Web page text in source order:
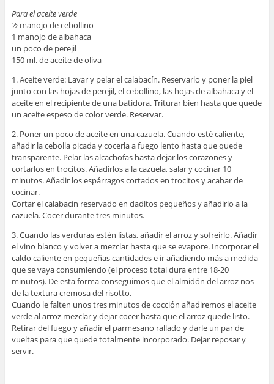
Para el aceite verde
½ manojo de cebollino
1 manojo de albahaca
un poco de perejil
150 ml. de aceite de oliva
1. Aceite verde: Lavar y pelar el calabacín. Reservarlo y poner la piel
junto con las hojas de perejil, el cebollino, las hojas de albahaca y el
aceite en el recipiente de una batidora. Triturar bien hasta que quede
un aceite espeso de color verde. Reservar.
2. Poner un poco de aceite en una cazuela. Cuando esté caliente,
añadir la cebolla picada y cocerla a fuego lento hasta que quede
transparente. Pelar las alcachofas hasta dejar los corazones y
cortarlos en trocitos. Añadirlos a la cazuela, salar y cocinar 10
minutos. Añadir los espárragos cortados en trocitos y acabar de
cocinar.
Cortar el calabacín reservado en daditos pequeños y añadirlo a la
cazuela. Cocer durante tres minutos.
3. Cuando las verduras estén listas, añadir el arroz y sofreírlo. Añadir
el vino blanco y volver a mezclar hasta que se evapore. Incorporar el
caldo caliente en pequeñas cantidades e ir añadiendo más a medida
que se vaya consumiendo (el proceso total dura entre 18-20
minutos). De esta forma conseguimos que el almidón del arroz nos
de la textura cremosa del risotto.
Cuando le falten unos tres minutos de cocción añadiremos el aceite
verde al arroz mezclar y dejar cocer hasta que el arroz quede listo.
Retirar del fuego y añadir el parmesano rallado y darle un par de
vueltas para que quede totalmente incorporado. Dejar reposar y
servir.